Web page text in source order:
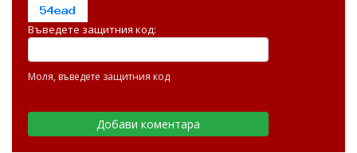
Въведете защитния код:
Моля, въведете защитния код